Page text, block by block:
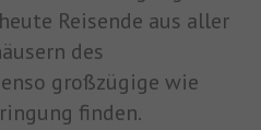
Reisende aus aller
des
großzügige wie
finden.